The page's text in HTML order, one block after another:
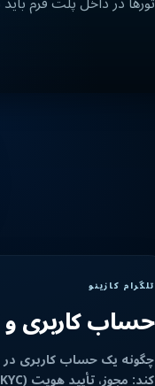
تلگرام کازینو
حساب کاربری و KYC